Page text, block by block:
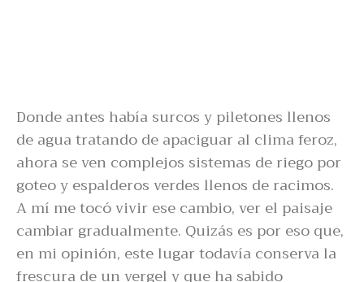
Donde antes había surcos y piletones llenos
de agua tratando de apaciguar al clima feroz,
ahora se ven complejos sistemas de riego por
goteo y espalderos verdes llenos de racimos.
A mí me tocó vivir ese cambio, ver el paisaje
cambiar gradualmente. Quizás es por eso que,
en mi opinión, este lugar todavía conserva la
frescura de un vergel y que ha sabido